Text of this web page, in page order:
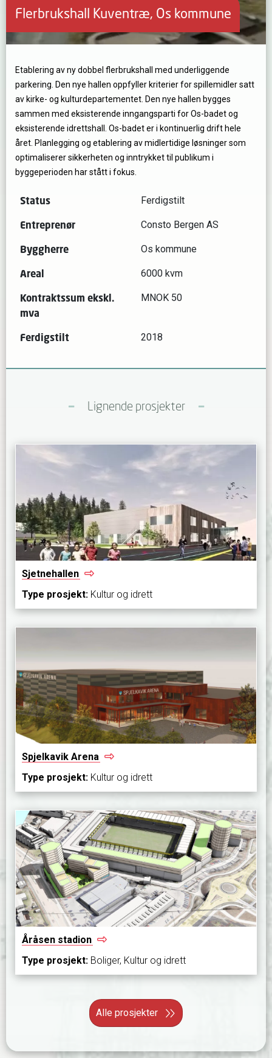
Flerbrukshall Kuventræ, Os kommune
Etablering av ny dobbel flerbrukshall med underliggende
parkering. Den nye hallen oppfyller kriterier for spillemidler satt
av kirke- og kulturdepartementet. Den nye hallen bygges
sammen med eksisterende inngangsparti for Os-badet og
eksisterende idrettshall. Os-badet er i kontinuerlig drift hele
året. Planlegging og etablering av midlertidige løsninger som
optimaliserer sikkerheten og inntrykket til publikum i
byggeperioden har stått i fokus.
Status Ferdigstilt
Entreprenør Consto Bergen AS
Byggherre Os kommune
Areal 6000 kvm
Kontraktssum ekskl.
mva
MNOK 50
Ferdigstilt 2018
Lignende prosjekter
Sjetnehallen
Type prosjekt: Kultur og idrett
Spjelkavik Arena
Type prosjekt: Kultur og idrett
Åråsen stadion
Type prosjekt: Boliger, Kultur og idrett
Alle prosjekter